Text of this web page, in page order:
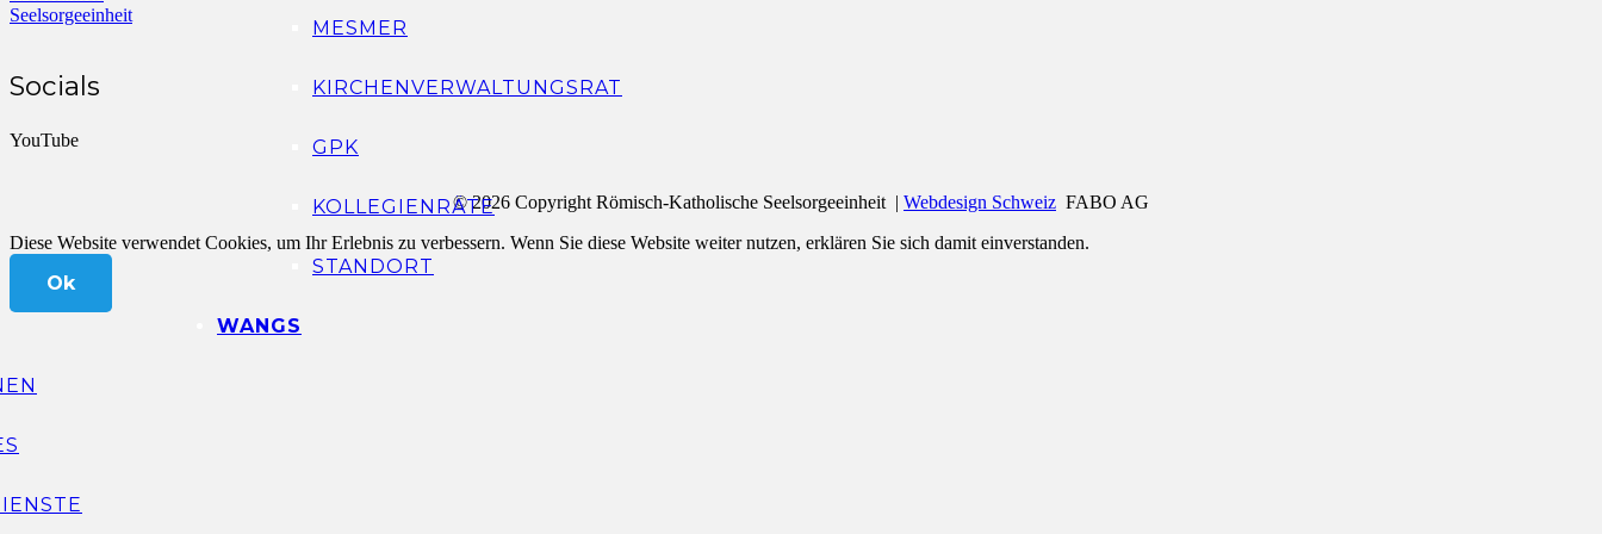
MESMER
KIRCHENVERWALTUNGSRAT
GPK
KOLLEGIENRÄTE
STANDORT
WANGS
Seelsorgeeinheit
Socials
YouTube
© 2026 Copyright Römisch-Katholische Seelsorgeeinheit | Webdesign Schweiz FABO AG
Diese Website verwendet Cookies, um Ihr Erlebnis zu verbessern. Wenn Sie diese Website weiter nutzen, erklären Sie sich damit einverstanden.
Ok